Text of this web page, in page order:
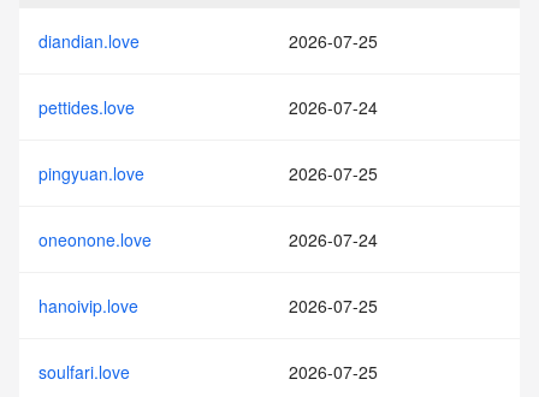
diandian.love 2026-07-25
pettides.love 2026-07-24
pingyuan.love 2026-07-25
oneonone.love 2026-07-24
hanoivip.love 2026-07-25
soulfari.love 2026-07-25